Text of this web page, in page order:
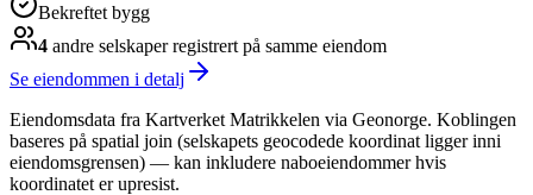
Bekreftet bygg
4 andre selskaperregistrert på samme eiendom
Se eiendommen i detalj
Eiendomsdata fra Kartverket Matrikkelen via Geonorge. Koblingen
baseres på spatial join (selskapets geocodede koordinat ligger inni
eiendomsgrensen) — kan inkludere naboeiendommer hvis
koordinatet er upresist.